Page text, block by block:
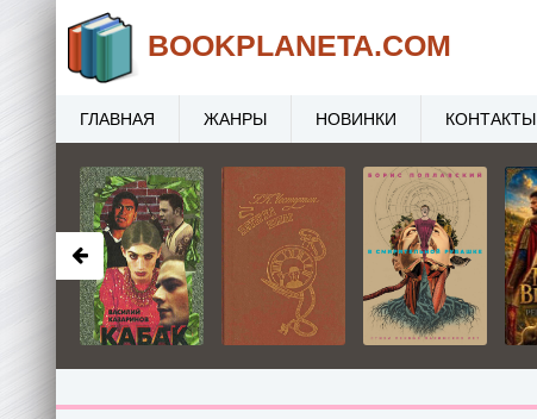
BOOKPLANETA.COM
ГЛАВНАЯ ЖАНРЫ НОВИНКИ КОНТАКТЫ